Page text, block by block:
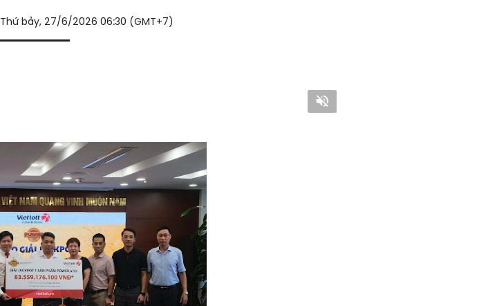
Thứ bảy, 27/6/2026 06:30 (GMT+7)